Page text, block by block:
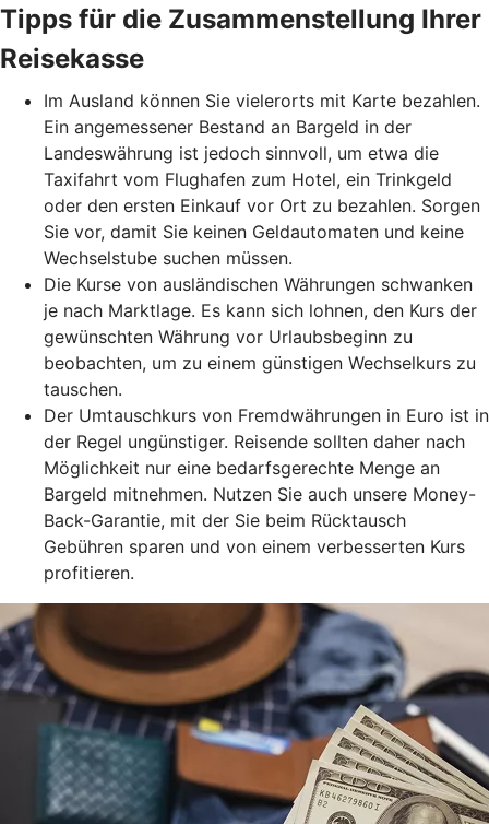
Tipps für die Zusammenstellung Ihrer
Reisekasse
Im Ausland können Sie vielerorts mit Karte bezahlen.
Ein angemessener Bestand an Bargeld in der
Landeswährung ist jedoch sinnvoll, um etwa die
Taxifahrt vom Flughafen zum Hotel, ein Trinkgeld
oder den ersten Einkauf vor Ort zu bezahlen. Sorgen
Sie vor, damit Sie keinen Geldautomaten und keine
Wechselstube suchen müssen.
Die Kurse von ausländischen Währungen schwanken
je nach Marktlage. Es kann sich lohnen, den Kurs der
gewünschten Währung vor Urlaubsbeginn zu
beobachten, um zu einem günstigen Wechselkurs zu
tauschen.
Der Umtauschkurs von Fremdwährungen in Euro ist in
der Regel ungünstiger. Reisende sollten daher nach
Möglichkeit nur eine bedarfsgerechte Menge an
Bargeld mitnehmen. Nutzen Sie auch unsere Money-
Back-Garantie, mit der Sie beim Rücktausch
Gebühren sparen und von einem verbesserten Kurs
profitieren.